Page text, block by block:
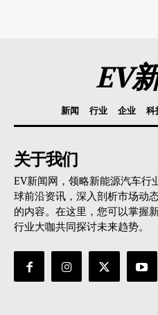
EV
新闻 行业 企业 科
关于我们
EV新闻网，领略新能源汽车行
球前沿资讯，深入剖析市场动
的内容。在这里，您可以掌握
行业大咖共同探讨未来趋势。